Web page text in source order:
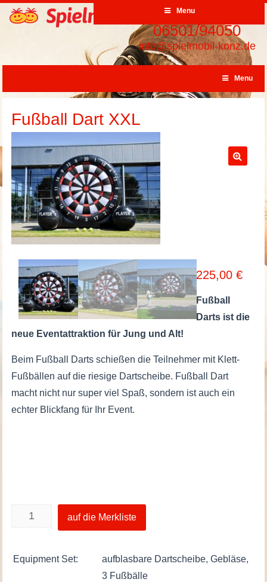
Menu
06501/94050
info@spielmobil-konz.de
Menu
Fußball Dart XXL
225,00€
Fußball
Darts ist die
neue Eventattraktion für Jung und Alt!
Beim Fußball Darts schießen die Teilnehmer mit Klett-
Fußbällen auf die riesige Dartscheibe. Fußball Dart
macht nicht nur super viel Spaß, sondern ist auch ein
echter Blickfang für Ihr Event.
Fußball
Menge
auf die Merkliste
Equipment Set:
aufblasbare Dartscheibe, Gebläse,
3 Fußbälle